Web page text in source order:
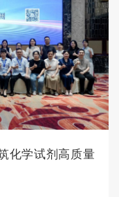
化学试剂高质量